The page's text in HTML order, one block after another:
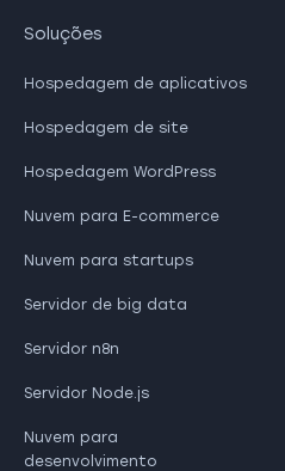
Soluções
Hospedagem de aplicativos
Hospedagem de site
Hospedagem WordPress
Nuvem para E-commerce
Nuvem para startups
Servidor de big data
Servidor n8n
Servidor Node.js
Nuvem para
desenvolvimento